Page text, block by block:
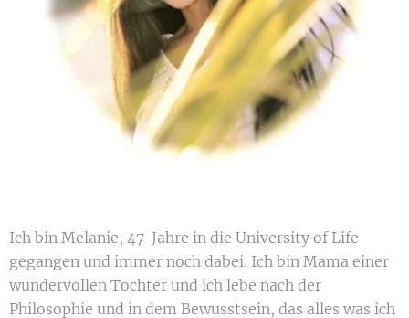
Ich bin Melanie, 47 Jahre in die University of Life
gegangen und immer noch dabei. Ich bin Mama einer
wundervollen Tochter und ich lebe nach der
Philosophie und in dem Bewusstsein, das alles was ich